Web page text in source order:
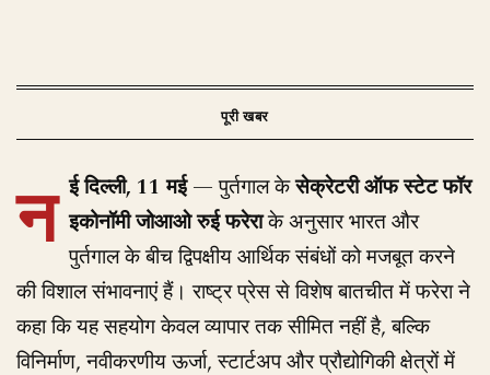
न ई दिल्ली, 11 मई— पुर्तगाल केसेक्रेटरी ऑफ स्टेट फॉर
इकोनॉमी जोआओ रुई फरेराके अनुसार भारत और
पुर्तगाल के बीच द्विपक्षीय आर्थिक संबंधों को मजबूत करने
की विशाल संभावनाएं हैं। राष्ट्र प्रेस से विशेष बातचीत में फरेरा ने
कहा कि यह सहयोग केवल व्यापार तक सीमित नहीं है, बल्कि
विनिर्माण, नवीकरणीय ऊर्जा, स्टार्टअप और प्रौद्योगिकी क्षेत्रों में